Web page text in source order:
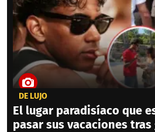
DE LUJO
El lugar paradisíaco que
pasar sus vacaciones